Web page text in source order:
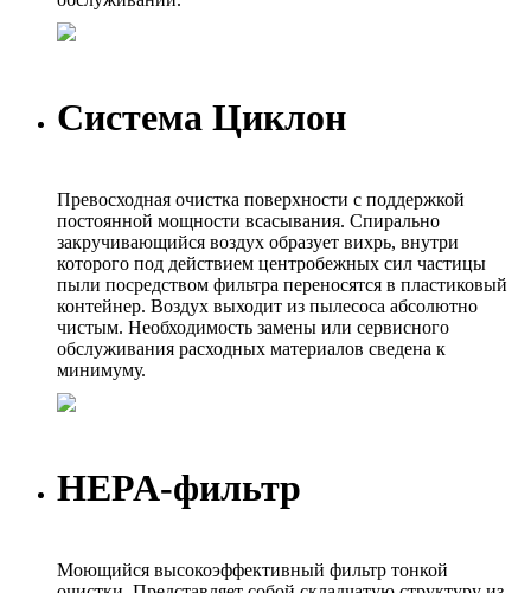
Система Циклон
Превосходная очистка поверхности с поддержкой
постоянной мощности всасывания. Спирально
закручивающийся воздух образует вихрь, внутри
которого под действием центробежных сил частицы
пыли посредством фильтра переносятся в пластиковый
контейнер. Воздух выходит из пылесоса абсолютно
чистым. Необходимость замены или сервисного
обслуживания расходных материалов сведена к
минимуму.
HEPA-фильтр
Моющийся высокоэффективный фильтр тонкой